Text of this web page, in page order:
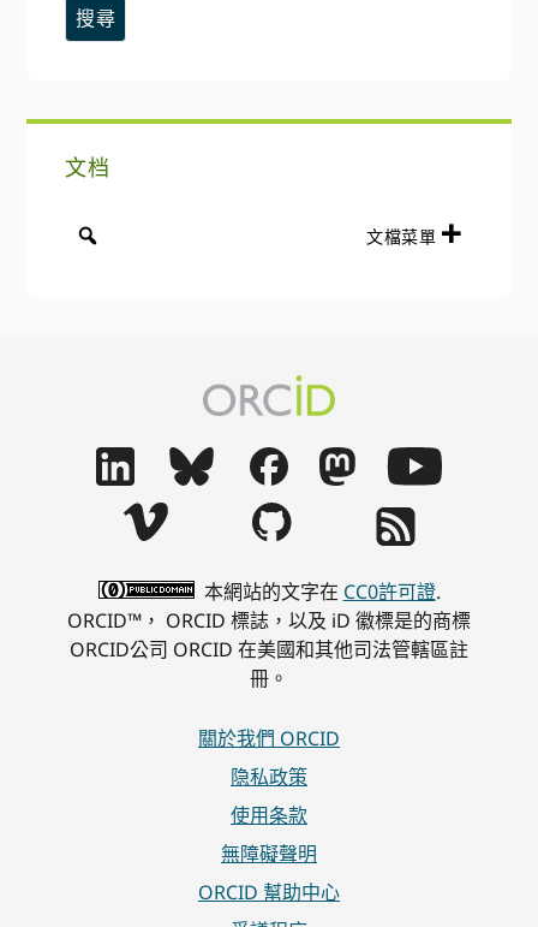
個
文档
文檔菜單
本網站的文字在 CC0許可證.
ORCID™， ORCID 標誌，以及 iD 徽標是的商標
ORCID公司 ORCID 在美國和其他司法管轄區註
冊。
關於我們 ORCID
隐私政策
使用条款
無障礙聲明
ORCID 幫助中心